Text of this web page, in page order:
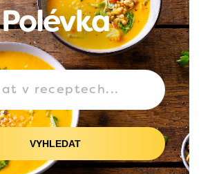
Polévka
VYHLEDAT